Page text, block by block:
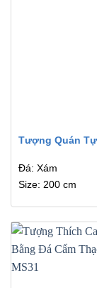
Tượng Quán
Đá: Xám
Size: 200 cm